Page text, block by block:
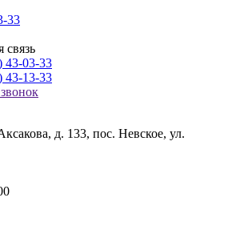
33
связь
43-03-33
43-13-33
д. 133, пос. Невское, ул.